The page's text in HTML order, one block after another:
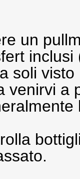
un
soli
venirvi a